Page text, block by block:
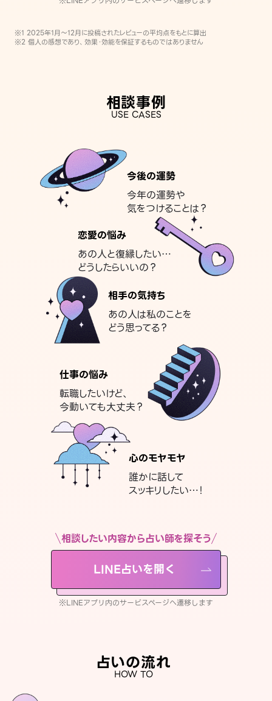
※1 2025年1月〜12月に投稿されたレビューの平均点をもとに算出
※2 個人の感想であり、効果・効能を保証するものではありません
相談事例
USE CASES
今後の運勢
今年の運勢や
気をつけることは？
恋愛の悩み
あの人と復縁したい…
どうしたらいいの？
相手の気持ち
あの人は私のことを
どう思ってる？
仕事の悩み
転職したいけど、
今動いても大丈夫？
心のモヤモヤ
誰かに話して
スッキリしたい…！
相談したい内容から占い師を探そう
LINE占いを開く
※LINEアプリ内のサービスページへ遷移します
占いの流れ
HOW TO